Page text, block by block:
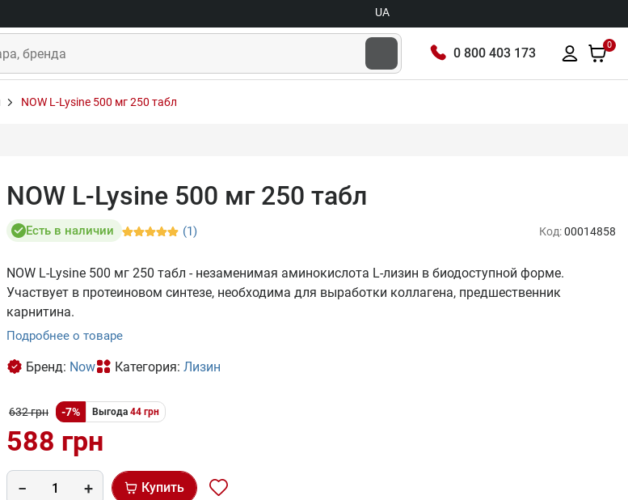
UA
0 800 403 173
0
NOW L-Lysine 500 мг 250 табл
NOW L-Lysine 500 мг 250 табл
Есть в наличии (1) Код:00014858
NOW L-Lysine 500 мг 250 табл - незаменимая аминокислота L-лизин в биодоступной форме.
Участвует в протеиновом синтезе, необходима для выработки коллагена, предшественник
карнитина.
Подробнее о товаре
Бренд: Now Категория: Лизин
632 грн -7% Выгода 44 грн
588 грн
Купить